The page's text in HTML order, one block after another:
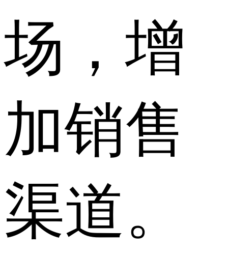
场，增
加销售
渠道。